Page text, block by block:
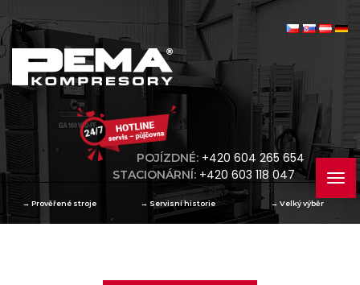
POJÍZDNÉ: +420 604 265 654
STACIONÁRNÍ: +420 603 118 047
→ Prověřené stroje → Servisní historie → Velký výběr